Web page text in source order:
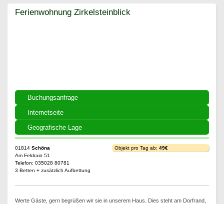
Ferienwohnung Zirkelsteinblick
Buchungsanfrage
Internetseite
Geografische Lage
Ferienwohnung Zirkelsteinblick
01814 Schöna
Am Feldrain 51
Telefon: 035028 80781
3 Betten + zusätzlich Aufbettung
Objekt pro Tag ab: 49€
Werte Gäste, gern begrüßen wir sie in unserem Haus. Dies steht am Dorfrand,